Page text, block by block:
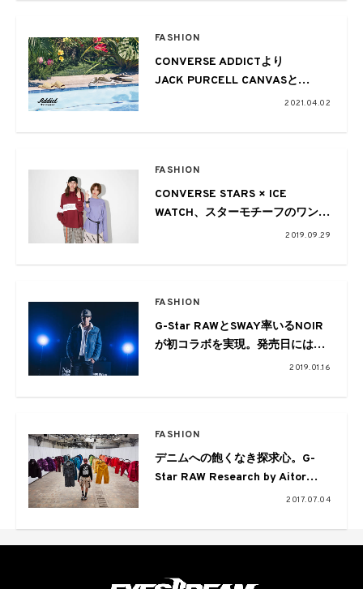
FASHION
CONVERSE ADDICTより
JACK PURCELL CANVASと
ONE STAR SANDALの新色が登場
2021.04.02
FASHION
CONVERSE STARS × ICE
WATCH、スターモチーフのワント
ーンコラボウォッチが限定発売
2019.09.29
FASHION
G-Star RAWとSWAY率いるNOIR
が初コラボを実現。発売日には限
2019.01.16
FASHION
デニムへの飽くなき探求心。G-
Star RAW Research by Aitor
2017.07.04